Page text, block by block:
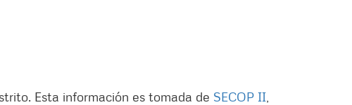
Esta información es tomada de SECOP II